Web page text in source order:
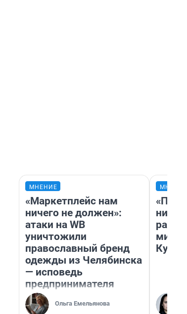
МНЕНИЕ
«Маркетплейс нам
ничего не должен»:
атаки на WB
уничтожили
православный бренд
одежды из Челябинска
— исповедь
предпринимателя
Ольга Емельянова
Кузи